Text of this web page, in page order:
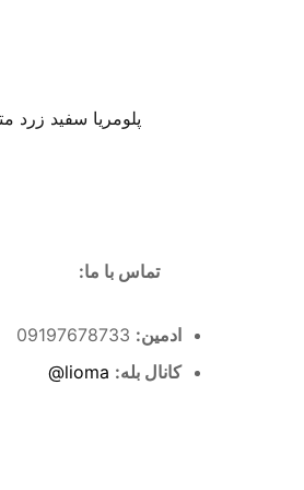
پلومریا سفید زرد
تماس با ما:
ادمین:
کانال بله: lioma@